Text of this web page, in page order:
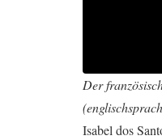
Der
Isabel dos